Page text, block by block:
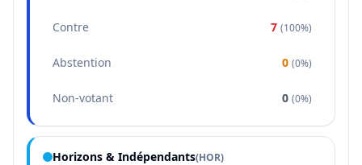
Contre 7 (100%)
Abstention 0 (0%)
Non-votant 0 (0%)
Horizons & Indépendants(HOR)